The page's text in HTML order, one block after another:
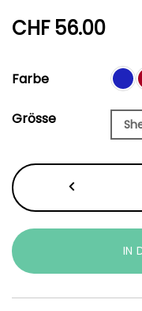
CHF56.00
Farbe
Grösse
IN